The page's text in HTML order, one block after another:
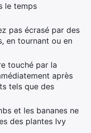
le temps
pas écrasé par des
en tournant ou en
touché par la
après
tels que des
et les bananes ne
des plantes Ivy